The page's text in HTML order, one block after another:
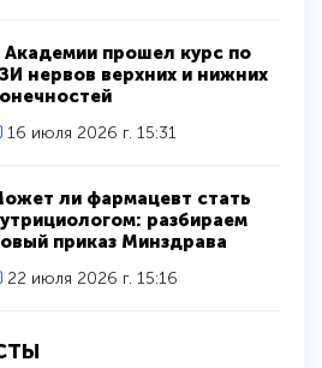
ли фармацевт стать
разбираем
приказ Минздрава
22 июля 2026 г. 15:16
Академии прошел курс по
нервов верхних и нижних
16 июля 2026 г. 15:31